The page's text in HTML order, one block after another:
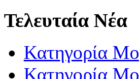
Τελευταία Νέα
Κατηγορία
Κατηγορία